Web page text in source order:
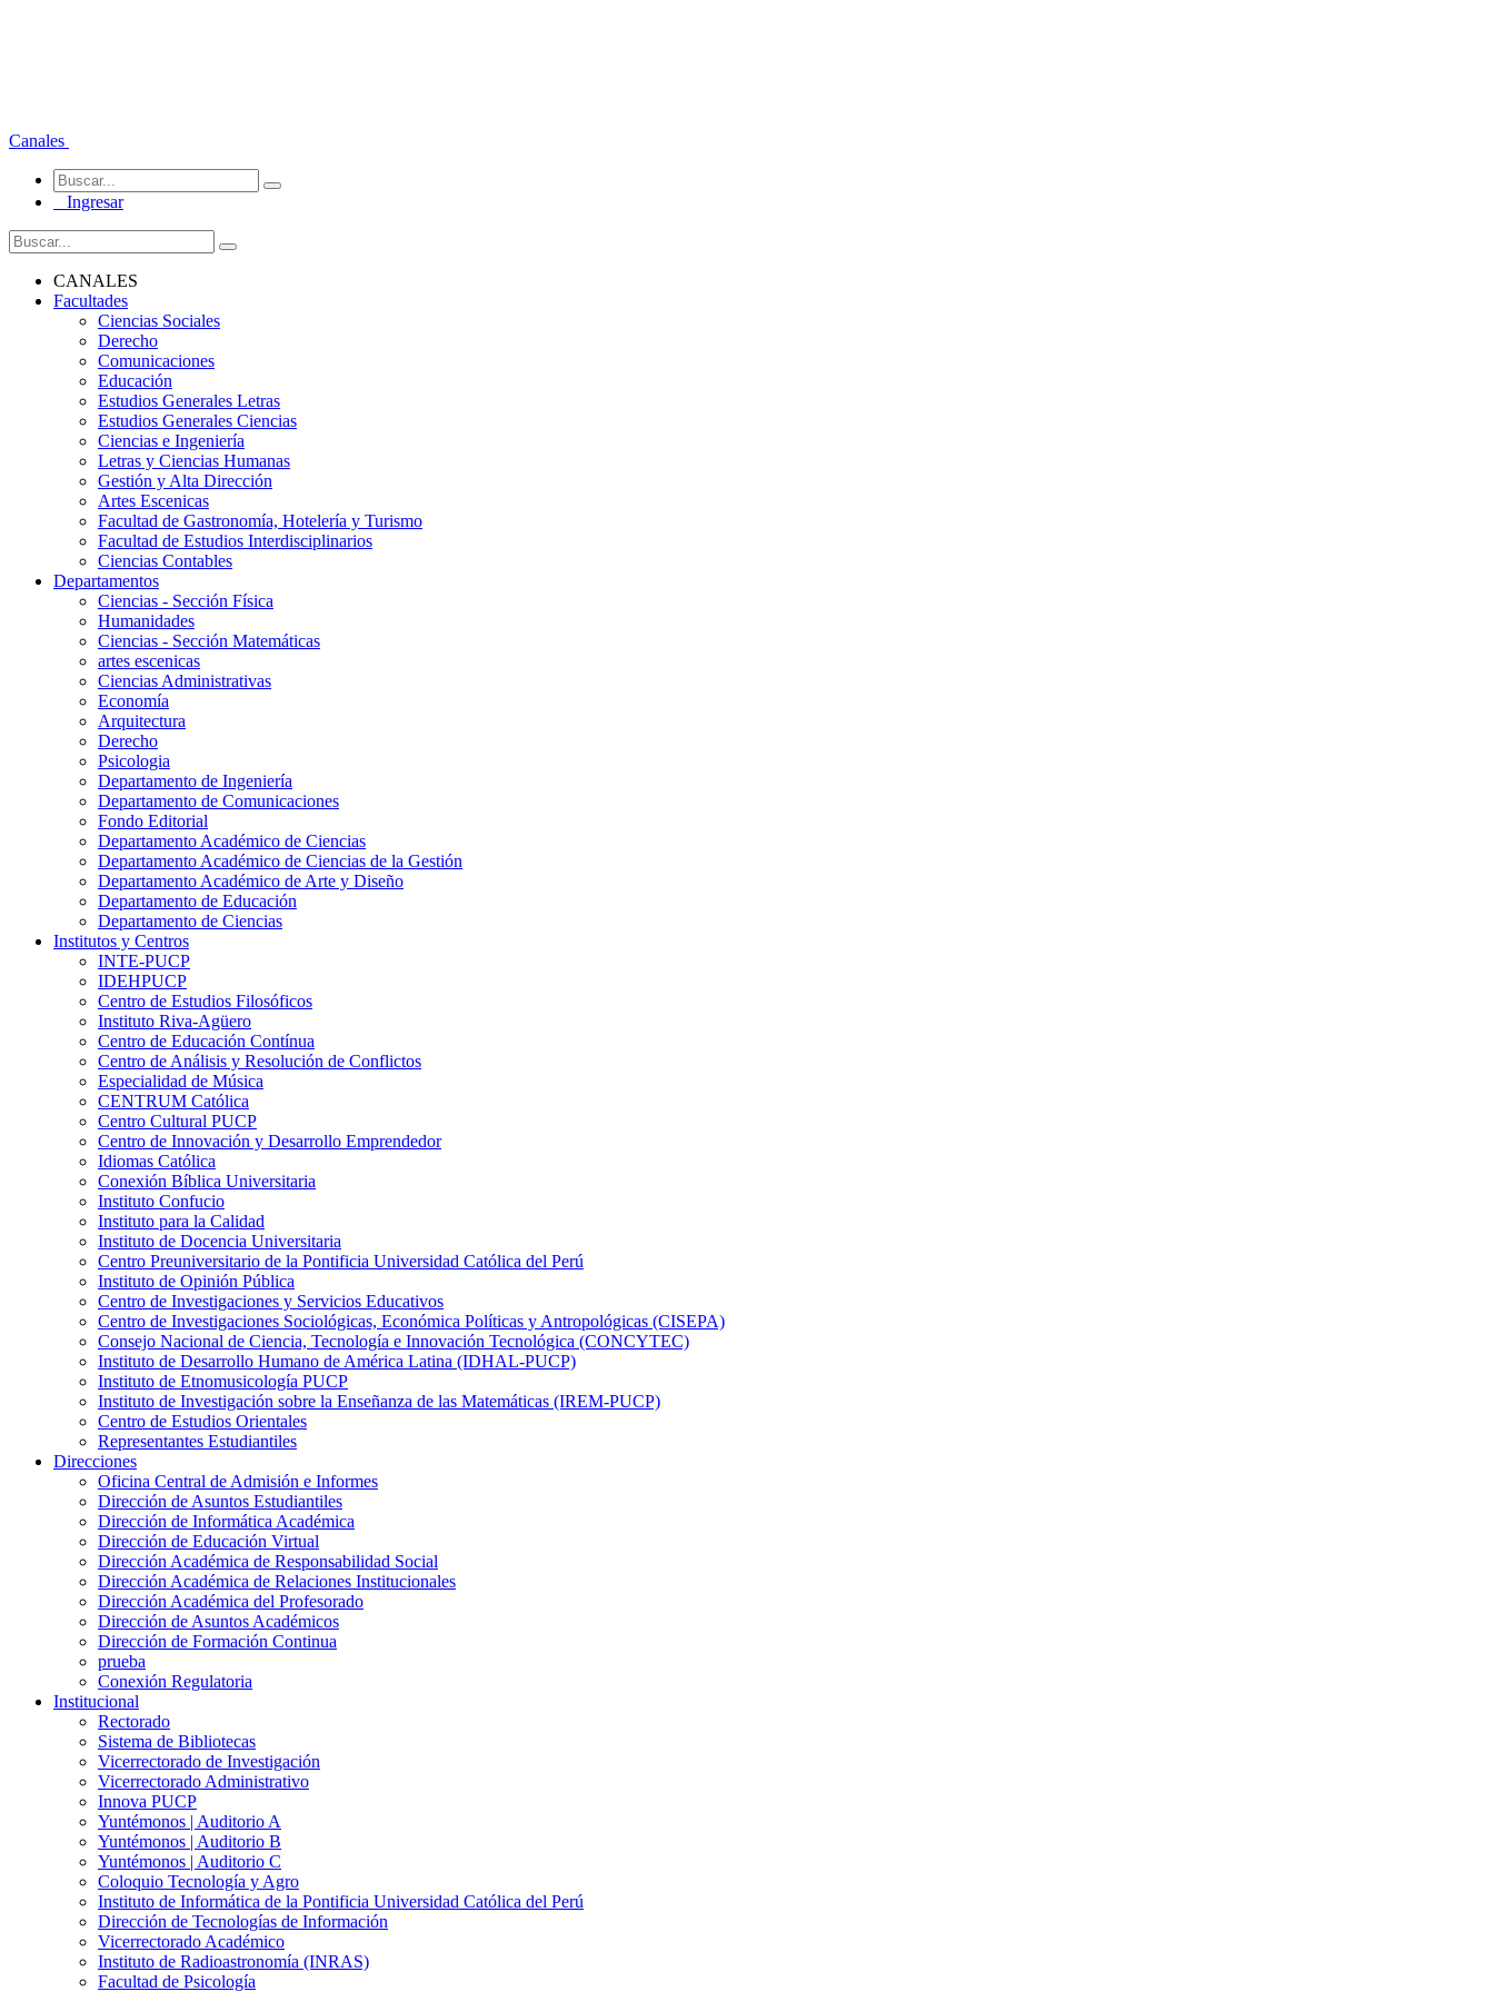
Canales
Ingresar
CANALES
Facultades
Ciencias Sociales
Derecho
Comunicaciones
Educación
Estudios Generales Letras
Estudios Generales Ciencias
Ciencias e Ingeniería
Letras y Ciencias Humanas
Gestión y Alta Dirección
Artes Escenicas
Facultad de Gastronomía, Hotelería y Turismo
Facultad de Estudios Interdisciplinarios
Ciencias Contables
Departamentos
Ciencias - Sección Física
Humanidades
Ciencias - Sección Matemáticas
artes escenicas
Ciencias Administrativas
Economía
Arquitectura
Derecho
Psicologia
Departamento de Ingeniería
Departamento de Comunicaciones
Fondo Editorial
Departamento Académico de Ciencias
Departamento Académico de Ciencias de la Gestión
Departamento Académico de Arte y Diseño
Departamento de Educación
Departamento de Ciencias
Institutos y Centros
INTE-PUCP
IDEHPUCP
Centro de Estudios Filosóficos
Instituto Riva-Agüero
Centro de Educación Contínua
Centro de Análisis y Resolución de Conflictos
Especialidad de Música
CENTRUM Católica
Centro Cultural PUCP
Centro de Innovación y Desarrollo Emprendedor
Idiomas Católica
Conexión Bíblica Universitaria
Instituto Confucio
Instituto para la Calidad
Instituto de Docencia Universitaria
Centro Preuniversitario de la Pontificia Universidad Católica del Perú
Instituto de Opinión Pública
Centro de Investigaciones y Servicios Educativos
Centro de Investigaciones Sociológicas, Económica Políticas y Antropológicas (CISEPA)
Consejo Nacional de Ciencia, Tecnología e Innovación Tecnológica (CONCYTEC)
Instituto de Desarrollo Humano de América Latina (IDHAL-PUCP)
Instituto de Etnomusicología PUCP
Instituto de Investigación sobre la Enseñanza de las Matemáticas (IREM-PUCP)
Centro de Estudios Orientales
Representantes Estudiantiles
Direcciones
Oficina Central de Admisión e Informes
Dirección de Asuntos Estudiantiles
Dirección de Informática Académica
Dirección de Educación Virtual
Dirección Académica de Responsabilidad Social
Dirección Académica de Relaciones Institucionales
Dirección Académica del Profesorado
Dirección de Asuntos Académicos
Dirección de Formación Continua
prueba
Conexión Regulatoria
Institucional
Rectorado
Sistema de Bibliotecas
Vicerrectorado de Investigación
Vicerrectorado Administrativo
Innova PUCP
Yuntémonos | Auditorio A
Yuntémonos | Auditorio B
Yuntémonos | Auditorio C
Coloquio Tecnología y Agro
Instituto de Informática de la Pontificia Universidad Católica del Perú
Dirección de Tecnologías de Información
Vicerrectorado Académico
Instituto de Radioastronomía (INRAS)
Facultad de Psicología